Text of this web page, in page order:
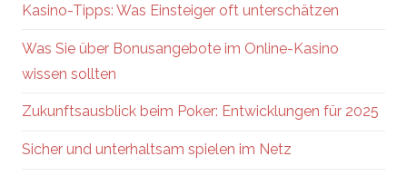
Kasino-Tipps: Was Einsteiger oft unterschätzen
Was Sie über Bonusangebote im Online-Kasino
wissen sollten
Zukunftsausblick beim Poker: Entwicklungen für 2025
Sicher und unterhaltsam spielen im Netz